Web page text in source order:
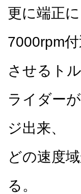
更に端正
7000rpm
させるト
ライダー
ジ出来、
どの速度
る。